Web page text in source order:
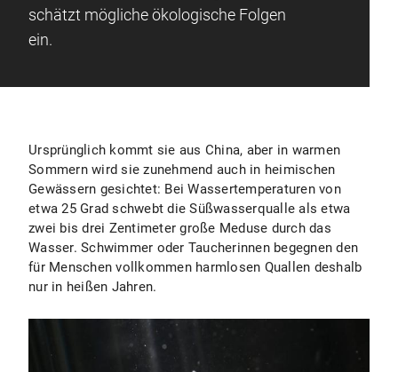
schätzt mögliche ökologische Folgen
ein.
Ursprünglich kommt sie aus China, aber in warmen
Sommern wird sie zunehmend auch in heimischen
Gewässern gesichtet: Bei Wassertemperaturen von
etwa 25 Grad schwebt die Süßwasserqualle als etwa
zwei bis drei Zentimeter große Meduse durch das
Wasser. Schwimmer oder Taucherinnen begegnen den
für Menschen vollkommen harmlosen Quallen deshalb
nur in heißen Jahren.